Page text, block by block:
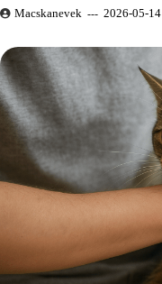
Macskanevek 2026-05-14